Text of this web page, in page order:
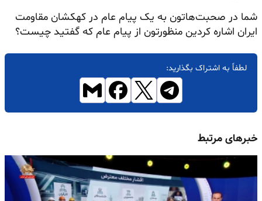
شما در صحبت‌هاتون به یک پیام عام در کهکشان مقاومت
ایران اشاره کردین منظورتون از پیام عام که گفتید چیست؟
لطفاً به اشتراک بگذارید:
خبرهای مرتبط